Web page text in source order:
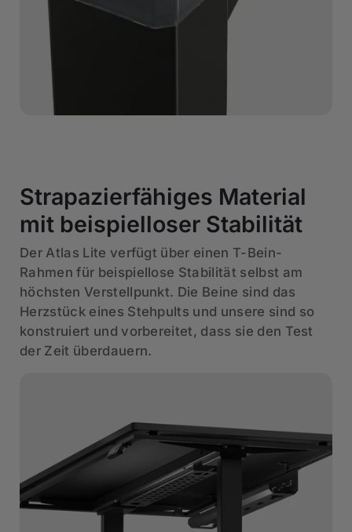
Strapazierfähiges Material
mit beispielloser Stabilität
Der Atlas Lite verfügt über einen T-Bein-
Rahmen für beispiellose Stabilität selbst am
höchsten Verstellpunkt. Die Beine sind das
Herzstück eines Stehpults und unsere sind so
konstruiert und vorbereitet, dass sie den Test
der Zeit überdauern.